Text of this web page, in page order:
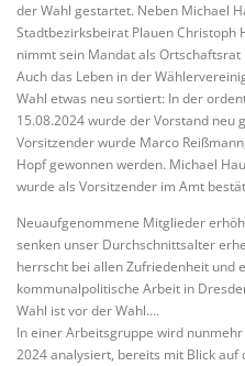
der Wahl gestartet. Neben Michael
Stadtbezirksbeirat Plauen Christoph
nimmt sein Mandat als Ortschaftsrat
Auch das Leben in der
Wahl etwas neu sortiert: In der
15.08.2024 wurde der Vorstand
Vorsitzender wurde Marco
Hopf gewonnen werden. Michael
wurde als Vorsitzender im Amt
Neuaufgenommene Mitglieder
senken unser Durchschnittsalter
herrscht bei allen Zufriedenheit und
kommunalpolitische Arbeit in
Wahl ist vor der Wahl….
In einer Arbeitsgruppe wird
2024 analysiert, bereits mit Blick auf